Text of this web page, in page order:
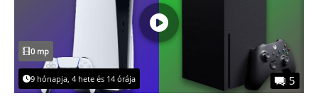
0 mp
9 hónapja, 4 hete és 14 órája 5